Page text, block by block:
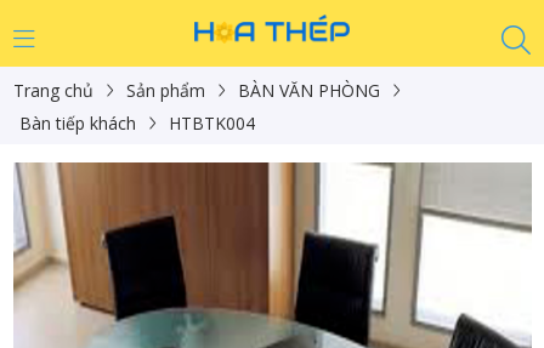
Trang chủ Sản phẩm
BÀN VĂN PHÒNG
Bàn tiếp khách
HTBTK004